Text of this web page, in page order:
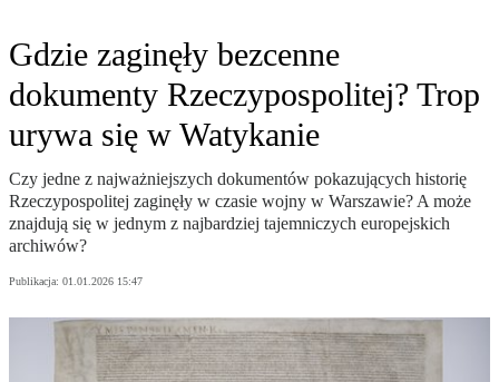
Gdzie zaginęły bezcenne
dokumenty Rzeczypospolitej? Trop
urywa się w Watykanie
Czy jedne z najważniejszych dokumentów pokazujących historię
Rzeczypospolitej zaginęły w czasie wojny w Warszawie? A może
znajdują się w jednym z najbardziej tajemniczych europejskich
archiwów?
Publikacja: 01.01.2026 15:47